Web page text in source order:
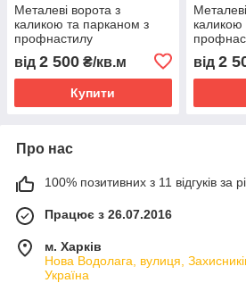
Металеві ворота з
каликою та парканом з
профнастилу
від 2 500 ₴/кв.м
Купити
каликою
від 2
Про нас
100% позитивних з 11 відгуків за
Працює з 26.07.2016
м. Харків
Нова Водолага, вулиця,
Україна